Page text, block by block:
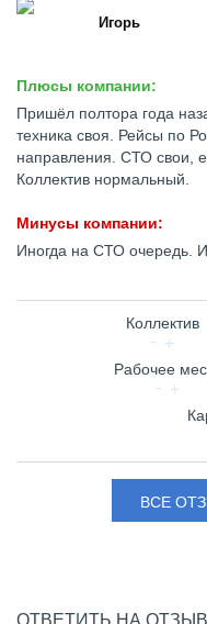
Игорь
Плюсы компании:
Пришёл полтора года
техника своя. Рейсы по
направления. СТО свои,
Коллектив нормальный.
Минусы компании:
Иногда на СТО очередь. И
Коллектив
Рабочее
ВСЕ
ОТВЕТИТЬ НА ОТЗЫВ